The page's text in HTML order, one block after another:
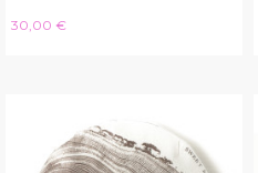
Hinta
30,00 €